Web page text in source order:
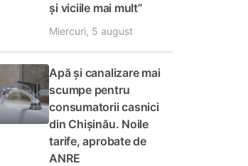
și viciile mai mult”
Miercuri, 5 august
Apă și canalizare mai
scumpe pentru
consumatorii casnici
din Chișinău. Noile
tarife, aprobate de
ANRE